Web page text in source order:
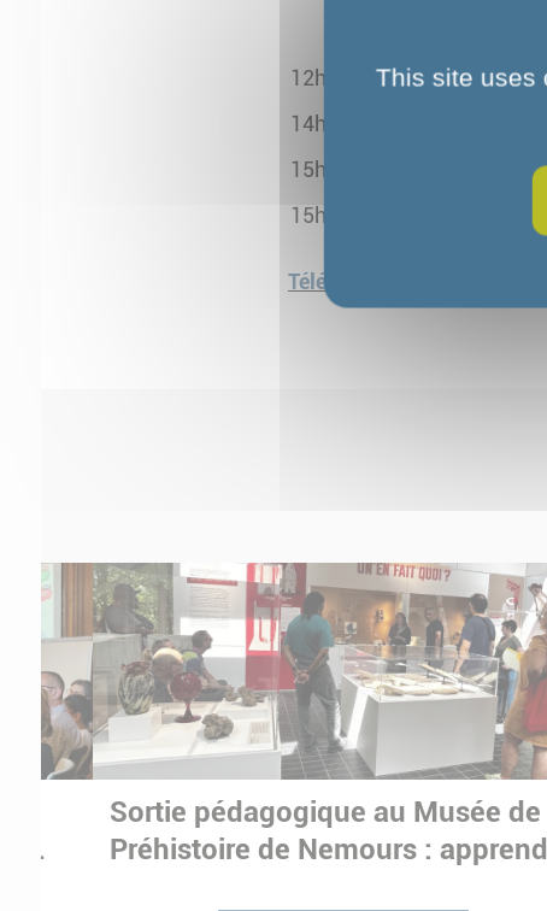
12h15 – 14h00
Buffet
14h00 – 15h30
15h30 – 15h45
15h45
Télécharger le Flyer de la
Sortie pédagogique au Musée de
Préhistoire de Nemours :
This site uses